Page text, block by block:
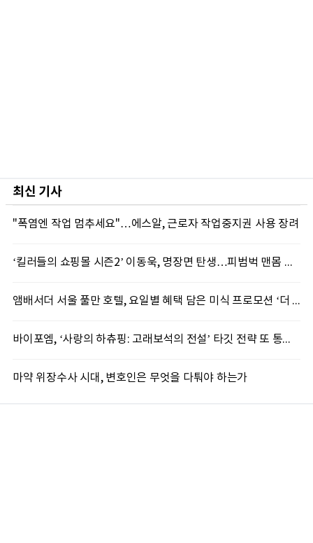
최신 기사
"폭염엔 작업 멈추세요"…에스알, 근로자 작업중지권 사용 장려
‘킬러들의 쇼핑몰 시즌2’ 이동욱, 명장면 탄생…피범벅 맨몸 액션 ‘감탄’
앰배서더 서울 풀만 호텔, 요일별 혜택 담은 미식 프로모션 ‘더 킹스 : 다이닝 프리빌리지즈’ 선봬
바이포엠, ‘사랑의 하츄핑: 고래보석의 전설’ 타깃 전략 또 통했다
마약 위장수사 시대, 변호인은 무엇을 다퉈야 하는가